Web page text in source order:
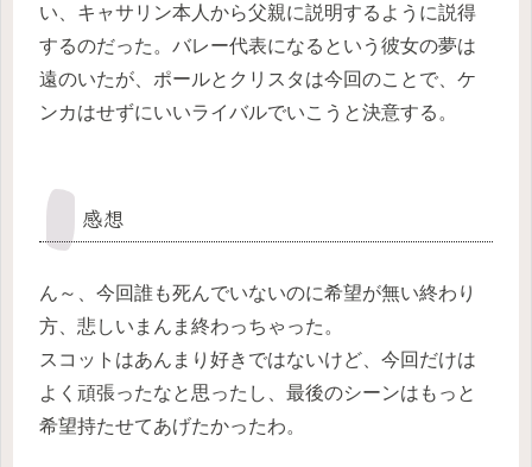
い、キャサリン本人から父親に説明するように説得
するのだった。バレー代表になるという彼女の夢は
遠のいたが、ポールとクリスタは今回のことで、ケ
ンカはせずにいいライバルでいこうと決意する。
感想
ん～、今回誰も死んでいないのに希望が無い終わり
方、悲しいまんま終わっちゃった。
スコットはあんまり好きではないけど、今回だけは
よく頑張ったなと思ったし、最後のシーンはもっと
希望持たせてあげたかったわ。